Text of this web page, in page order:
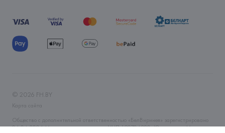
© 2026 FH.BY
Карта сайта
Общество с дополнительной ответственностью «БелВиринея» зарегистрировано
06.04.2006 Минским горисполкомом. УНП 190706320. Юр.адрес: г. Минск, ул.